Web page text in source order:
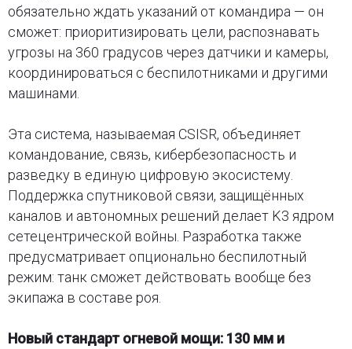
обязательно ждать указаний от командира — он
сможет: приоритизировать цели, распознавать
угрозы на 360 градусов через датчики и камеры,
координироваться с беспилотниками и другими
машинами.
Эта система, называемая CSISR, объединяет
командование, связь, кибербезопасность и
разведку в единую цифровую экосистему.
Поддержка спутниковой связи, защищённых
каналов и автономных решений делает K3 ядром
сетецентрической войны. Разработка также
предусматривает опционально беспилотный
режим: танк сможет действовать вообще без
экипажа в составе роя.
Новый стандарт огневой мощи: 130 мм и